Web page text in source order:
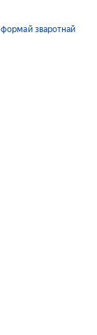
формай зваротнай